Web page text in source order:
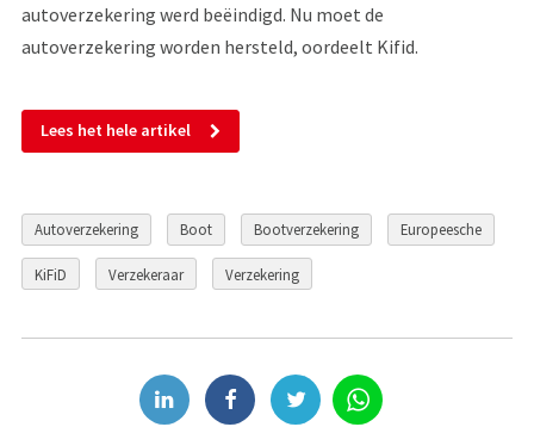
autoverzekering werd beëindigd. Nu moet de
autoverzekering worden hersteld, oordeelt Kifid.
Lees het hele artikel
Autoverzekering Boot Bootverzekering Europeesche
KiFiD Verzekeraar Verzekering